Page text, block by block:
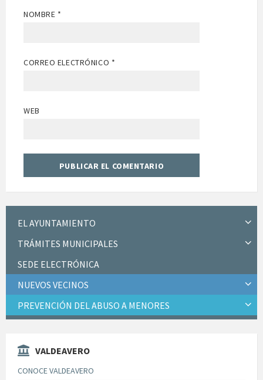
NOMBRE *
CORREO ELECTRÓNICO *
WEB
EL AYUNTAMIENTO
TRÁMITES MUNICIPALES
SEDE ELECTRÓNICA
NUEVOS VECINOS
PREVENCIÓN DEL ABUSO A MENORES
VALDEAVERO
CONOCE VALDEAVERO